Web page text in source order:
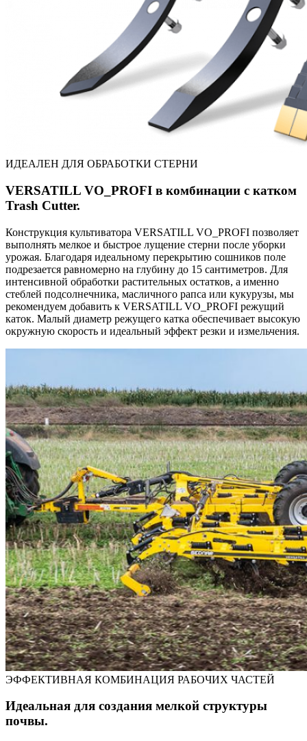
ИДЕАЛЕН ДЛЯ ОБРАБОТКИ СТЕРНИ
VERSATILL VO_PROFI в комбинации с катком
Trash Cutter.
Конструкция культиватора VERSATILL VO_PROFI позволяет
выполнять мелкое и быстрое лущение стерни после уборки
урожая. Благодаря идеальному перекрытию сошников поле
подрезается равномерно на глубину до 15 сантиметров. Для
интенсивной обработки растительных остатков, а именно
стеблей подсолнечника, масличного рапса или кукурузы, мы
рекомендуем добавить к VERSATILL VO_PROFI режущий
каток. Малый диаметр режущего катка обеспечивает высокую
окружную скорость и идеальный эффект резки и измельчения.
ЭФФЕКТИВНАЯ КОМБИНАЦИЯ РАБОЧИХ ЧАСТЕЙ
Идеальная для создания мелкой структуры
почвы.